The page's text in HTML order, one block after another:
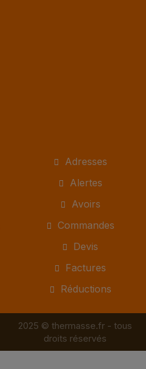
Adresses
Alertes
Avoirs
Commandes
Devis
Factures
Réductions
2025 © thermasse.fr - tous
droits réservés